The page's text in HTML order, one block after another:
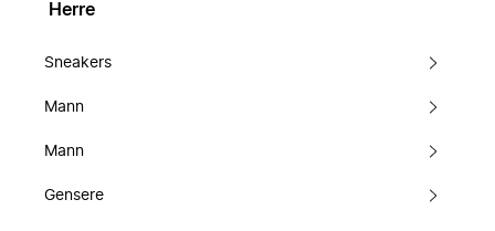
Herre
Sneakers
Mann
Mann
Gensere